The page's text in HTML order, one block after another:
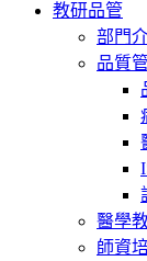
教研品管
部門
品質
醫學
師資